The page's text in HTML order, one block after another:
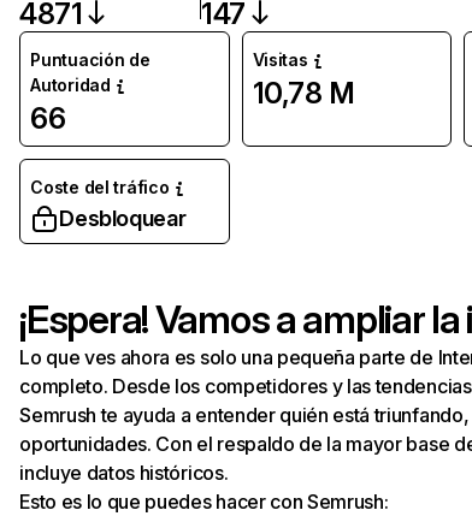
4871 147
Puntuación de
Autoridad
66
Visitas
10,78 M
Coste del tráfico
Desbloquear
¡Espera! Vamos a ampliar
Lo que ves ahora es solo una pequeña parte de
completo. Desde los competidores y las
Semrush te ayuda a entender quién está
oportunidades. Con el respaldo de la mayor base
incluye datos históricos.
Esto es lo que puedes hacer con Semrush: